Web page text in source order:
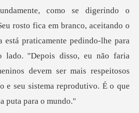
está praticamente pedindo-lhe para
lado. "Depois disso, eu não faria
dev